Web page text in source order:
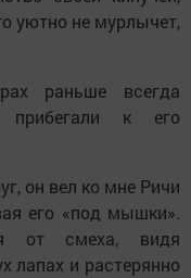
уютно не мурлычет,
раньше всегда
к его
он вел ко мне Ричи
его «под мышки».
от смеха, видя
лапах и растерянно